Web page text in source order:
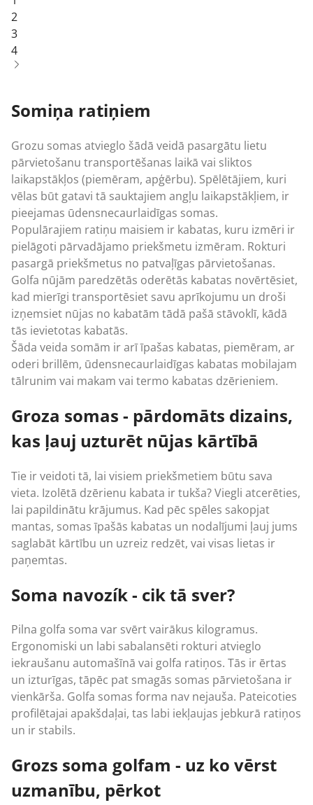
2
3
4
Somiņa ratiņiem
Grozu somas atvieglo šādā veidā pasargātu lietu
pārvietošanu transportēšanas laikā vai sliktos
laikapstākļos (piemēram, apģērbu). Spēlētājiem, kuri
vēlas būt gatavi tā sauktajiem angļu laikapstākļiem, ir
pieejamas ūdensnecaurlaidīgas somas.
Populārajiem ratiņu maisiem ir kabatas, kuru izmēri ir
pielāgoti pārvadājamo priekšmetu izmēram. Rokturi
pasargā priekšmetus no patvaļīgas pārvietošanas.
Golfa nūjām paredzētās oderētās kabatas novērtēsiet,
kad mierīgi transportēsiet savu aprīkojumu un droši
izņemsiet nūjas no kabatām tādā pašā stāvoklī, kādā
tās ievietotas kabatās.
Šāda veida somām ir arī īpašas kabatas, piemēram, ar
oderi brillēm, ūdensnecaurlaidīgas kabatas mobilajam
tālrunim vai makam vai termo kabatas dzērieniem.
Groza somas - pārdomāts dizains,
kas ļauj uzturēt nūjas kārtībā
Tie ir veidoti tā, lai visiem priekšmetiem būtu sava
vieta. Izolētā dzērienu kabata ir tukša? Viegli atcerēties,
lai papildinātu krājumus. Kad pēc spēles sakopjat
mantas, somas īpašās kabatas un nodalījumi ļauj jums
saglabāt kārtību un uzreiz redzēt, vai visas lietas ir
paņemtas.
Soma navozík - cik tā sver?
Pilna golfa soma var svērt vairākus kilogramus.
Ergonomiski un labi sabalansēti rokturi atvieglo
iekraušanu automašīnā vai golfa ratiņos. Tās ir ērtas
un izturīgas, tāpēc pat smagās somas pārvietošana ir
vienkārša. Golfa somas forma nav nejauša. Pateicoties
profilētajai apakšdaļai, tas labi iekļaujas jebkurā ratiņos
un ir stabils.
Grozs soma golfam - uz ko vērst
uzmanību, pērkot